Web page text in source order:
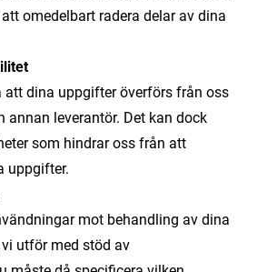
omedelbart radera delar av dina
att dina uppgifter överförs från oss
annan leverantör. Det kan dock
som hindrar oss från att
uppgifter.
mot behandling av dina
utför med stöd av